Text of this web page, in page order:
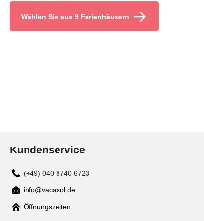
Wählen Sie aus 9 Ferienhäusern
Kundenservice
(+49) 040 8740 6723
Mail
info@vacasol.de
Öffnungszeiten